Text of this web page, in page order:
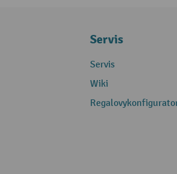
Servis
Servis
Wiki